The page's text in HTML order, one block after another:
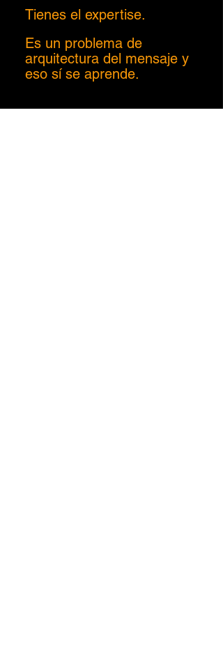
Tienes el expertise.
Es un problema de
arquitectura del mensaje y
eso sí se aprende.